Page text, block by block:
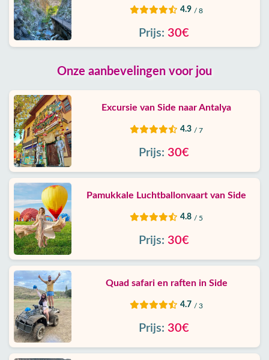
4.9 / 8
Prijs: 30€
Onze aanbevelingen voor jou
Excursie van Side naar Antalya
4.3 / 7
Prijs: 30€
Pamukkale Luchtballonvaart van Side
4.8 / 5
Prijs: 30€
Quad safari en raften in Side
4.7 / 3
Prijs: 30€